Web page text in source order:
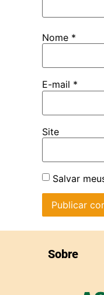
Nome *
E-mail *
Site
Salvar
Sobre